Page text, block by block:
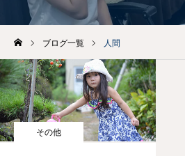
ブログ一覧 人間
その他
コース・料金
当院について